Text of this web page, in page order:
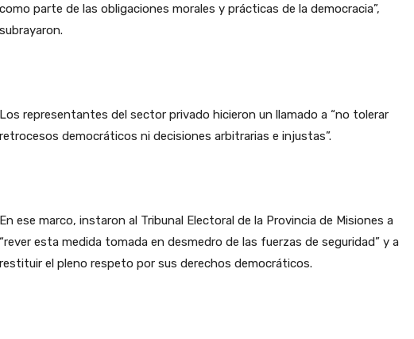
como parte de las obligaciones morales y prácticas de la democracia”,
subrayaron.
Los representantes del sector privado hicieron un llamado a “no tolerar
retrocesos democráticos ni decisiones arbitrarias e injustas”.
En ese marco, instaron al Tribunal Electoral de la Provincia de Misiones a
“rever esta medida tomada en desmedro de las fuerzas de seguridad” y a
restituir el pleno respeto por sus derechos democráticos.